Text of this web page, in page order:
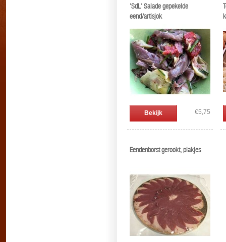
'SdL' Salade gepekelde
eend/artisjok
Bekijk €5,75
Eendenborst gerookt, plakjes